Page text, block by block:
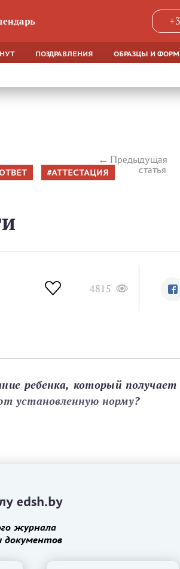
ПОЗДРАВЛЕНИЯ ОБРАЗЦЫ И
Предыдущая
статья
АТТЕСТАЦИЯ
4815
ребенка, который получает
установленную норму?
edsh.by
журнала
документов